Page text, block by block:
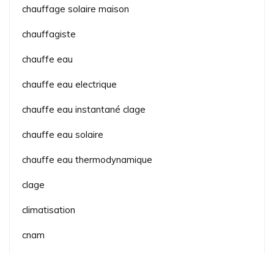
chauffage solaire maison
chauffagiste
chauffe eau
chauffe eau electrique
chauffe eau instantané clage
chauffe eau solaire
chauffe eau thermodynamique
clage
climatisation
cnam